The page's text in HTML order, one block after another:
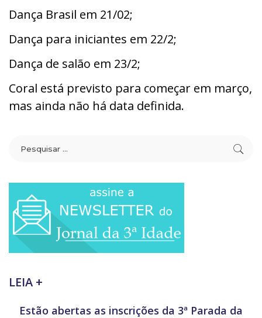
Dança Brasil em 21/02;
Dança para iniciantes em 22/2;
Dança de salão em 23/2;
Coral está previsto para começar em março,
mas ainda não há data definida.
LEIA +
Estão abertas as inscrições da 3ª Parada da